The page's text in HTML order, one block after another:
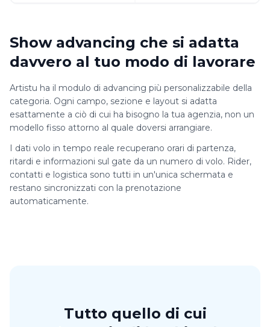
Show advancing che si adatta
davvero al tuo modo di lavorare
Artistu ha il modulo di advancing più personalizzabile della
categoria. Ogni campo, sezione e layout si adatta
esattamente a ciò di cui ha bisogno la tua agenzia, non un
modello fisso attorno al quale doversi arrangiare.
I dati volo in tempo reale recuperano orari di partenza,
ritardi e informazioni sul gate da un numero di volo. Rider,
contatti e logistica sono tutti in un'unica schermata e
restano sincronizzati con la prenotazione
automaticamente.
Tutto quello di cui